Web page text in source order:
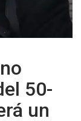
50-
un